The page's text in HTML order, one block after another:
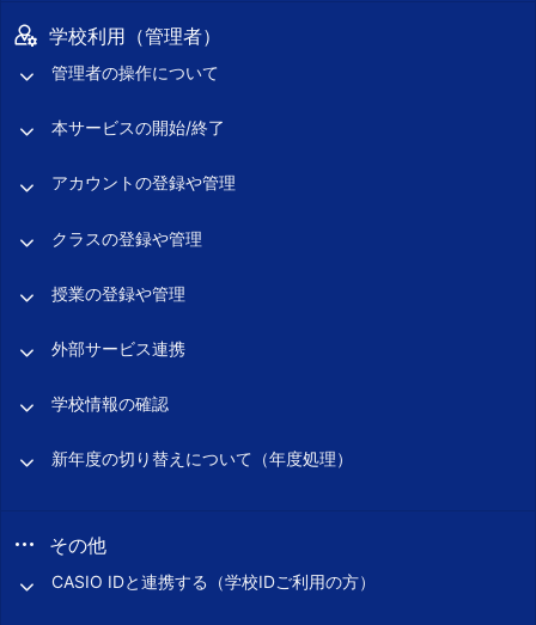
学校利用（管理者）
管理者の操作について
本サービスの開始/終了
アカウントの登録や管理
クラスの登録や管理
授業の登録や管理
外部サービス連携
学校情報の確認
新年度の切り替えについて（年度処理）
その他
CASIO IDと連携する（学校IDご利用の方）